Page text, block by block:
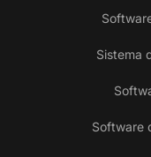
Sistema
Software